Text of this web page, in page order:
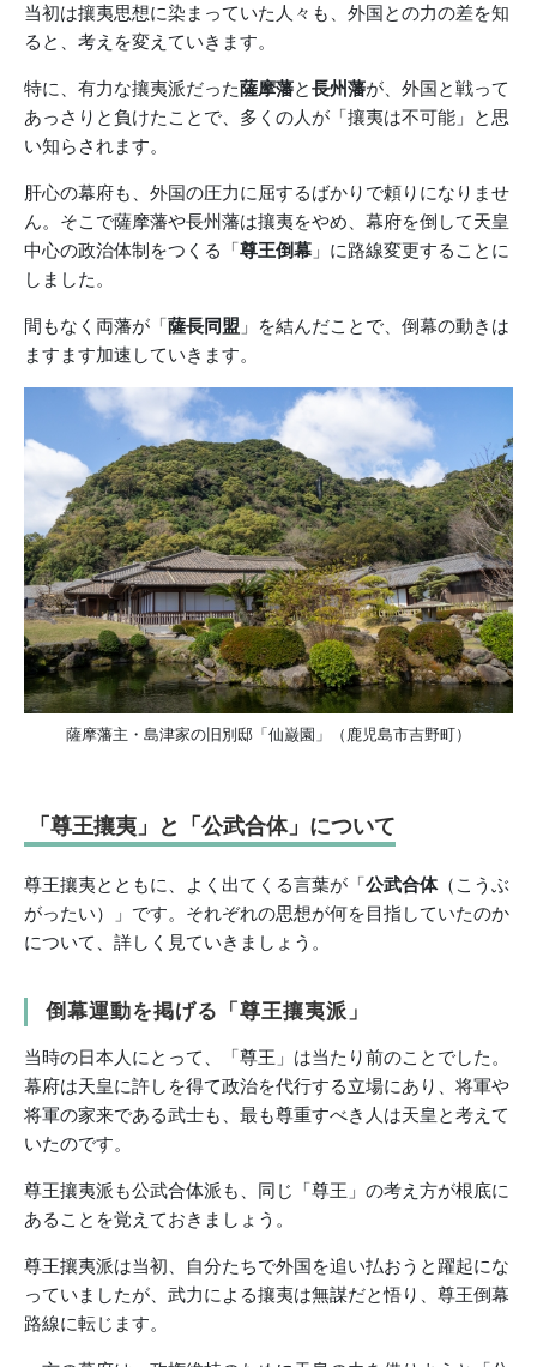
当初は攘夷思想に染まっていた人々も、外国との力の差を知
ると、考えを変えていきます。
特に、有力な攘夷派だった薩摩藩と長州藩が、外国と戦って
あっさりと負けたことで、多くの人が「攘夷は不可能」と思
い知らされます。
肝心の幕府も、外国の圧力に屈するばかりで頼りになりませ
ん。そこで薩摩藩や長州藩は攘夷をやめ、幕府を倒して天皇
中心の政治体制をつくる「尊王倒幕 」に路線変更することに
しました。
間もなく両藩が「薩長同盟 」を結んだことで、倒幕の動きは
ますます加速していきます。
薩摩藩主・島津家の旧別邸「仙巌園」（鹿児島市吉野町）
「尊王攘夷」と「公武合体」について
尊王攘夷とともに、よく出てくる言葉が「公武合体（こうぶ
がったい）」です。それぞれの思想が何を目指していたのか
について、詳しく見ていきましょう。
倒幕運動を掲げる「尊王攘夷派」
当時の日本人にとって、「尊王」は当たり前のことでした。
幕府は天皇に許しを得て政治を代行する立場にあり、将軍や
将軍の家来である武士も、最も尊重すべき人は天皇と考えて
いたのです。
尊王攘夷派も公武合体派も、同じ「尊王」の考え方が根底に
あることを覚えておきましょう。
尊王攘夷派は当初、自分たちで外国を追い払おうと躍起にな
っていましたが、武力による攘夷は無謀だと悟り、尊王倒幕
路線に転じます。